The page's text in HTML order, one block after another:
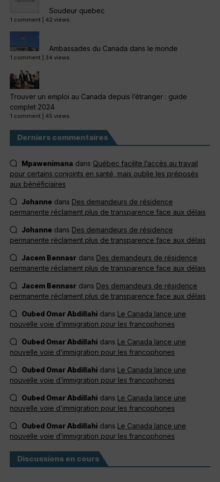
Soudeur quebec
1 comment 42 views
Ambassades du Canada dans le monde
1 comment 34 views
Trouver un emploi au Canada depuis l’étranger : guide
complet 2024
1 comment 45 views
Derniers commentaires
Mpawenimana dans Québec facilite l’accès au travail
pour certains conjoints en santé, mais oublie les préposés
aux bénéficiaires
Johanne dans Des demandeurs de résidence
permanente réclament plus de transparence face aux délais
Johanne dans Des demandeurs de résidence
permanente réclament plus de transparence face aux délais
Jacem Bennasr dans Des demandeurs de résidence
permanente réclament plus de transparence face aux délais
Jacem Bennasr dans Des demandeurs de résidence
permanente réclament plus de transparence face aux délais
Oubed Omar Abdillahi dans Le Canada lance une
nouvelle voie d’immigration pour les francophones
Oubed Omar Abdillahi dans Le Canada lance une
nouvelle voie d’immigration pour les francophones
Oubed Omar Abdillahi dans Le Canada lance une
nouvelle voie d’immigration pour les francophones
Oubed Omar Abdillahi dans Le Canada lance une
nouvelle voie d’immigration pour les francophones
Oubed Omar Abdillahi dans Le Canada lance une
nouvelle voie d’immigration pour les francophones
Discussions en cours